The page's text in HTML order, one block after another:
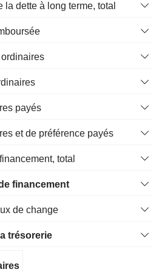
la dette à long terme, total
payés
et de préférence payés
total
financement
de change
trésorerie